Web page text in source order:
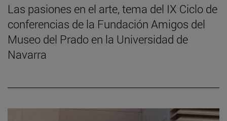
Las pasiones en el arte, tema del IX Ciclo de
conferencias de la Fundación Amigos del
Museo del Prado en la Universidad de
Navarra